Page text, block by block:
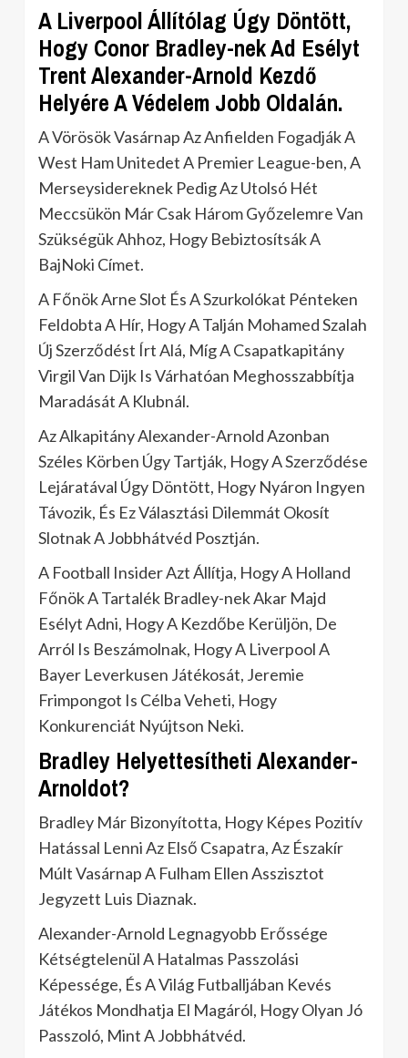
A Liverpool Állítólag Úgy Döntött,
Hogy Conor Bradley-nek Ad Esélyt
Trent Alexander-Arnold Kezdő
Helyére A Védelem Jobb Oldalán.
A Vörösök Vasárnap Az Anfielden Fogadják A
West Ham Unitedet A Premier League-ben, A
Merseysidereknek Pedig Az Utolsó Hét
Meccsükön Már Csak Három Győzelemre Van
Szükségük Ahhoz, Hogy Bebiztosítsák A
BajNoki Címet.
A Főnök Arne Slot És A Szurkolókat Pénteken
Feldobta A Hír, Hogy A Talján Mohamed Szalah
Új Szerződést Írt Alá, Míg A Csapatkapitány
Virgil Van Dijk Is Várhatóan Meghosszabbítja
Maradását A Klubnál.
Az Alkapitány Alexander-Arnold Azonban
Széles Körben Úgy Tartják, Hogy A Szerződése
Lejáratával Úgy Döntött, Hogy Nyáron Ingyen
Távozik, És Ez Választási Dilemmát Okosít
Slotnak A Jobbhátvéd Posztján.
A Football Insider Azt Állítja, Hogy A Holland
Főnök A Tartalék Bradley-nek Akar Majd
Esélyt Adni, Hogy A Kezdőbe Kerüljön, De
Arról Is Beszámolnak, Hogy A Liverpool A
Bayer Leverkusen Játékosát, Jeremie
Frimpongot Is Célba Veheti, Hogy
Konkurenciát Nyújtson Neki.
Bradley Helyettesítheti Alexander-
Arnoldot?
Bradley Már Bizonyította, Hogy Képes Pozitív
Hatással Lenni Az Első Csapatra, Az Északír
Múlt Vasárnap A Fulham Ellen Asszisztot
Jegyzett Luis Diaznak.
Alexander-Arnold Legnagyobb Erőssége
Kétségtelenül A Hatalmas Passzolási
Képessége, És A Világ Futballjában Kevés
Játékos Mondhatja El Magáról, Hogy Olyan Jó
Passzoló, Mint A Jobbhátvéd.